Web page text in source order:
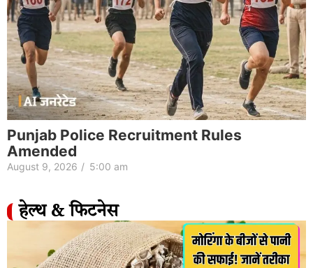
Punjab Police Recruitment Rules
Amended
August 9, 2026 / 5:00 am
हेल्थ & फिटनेस